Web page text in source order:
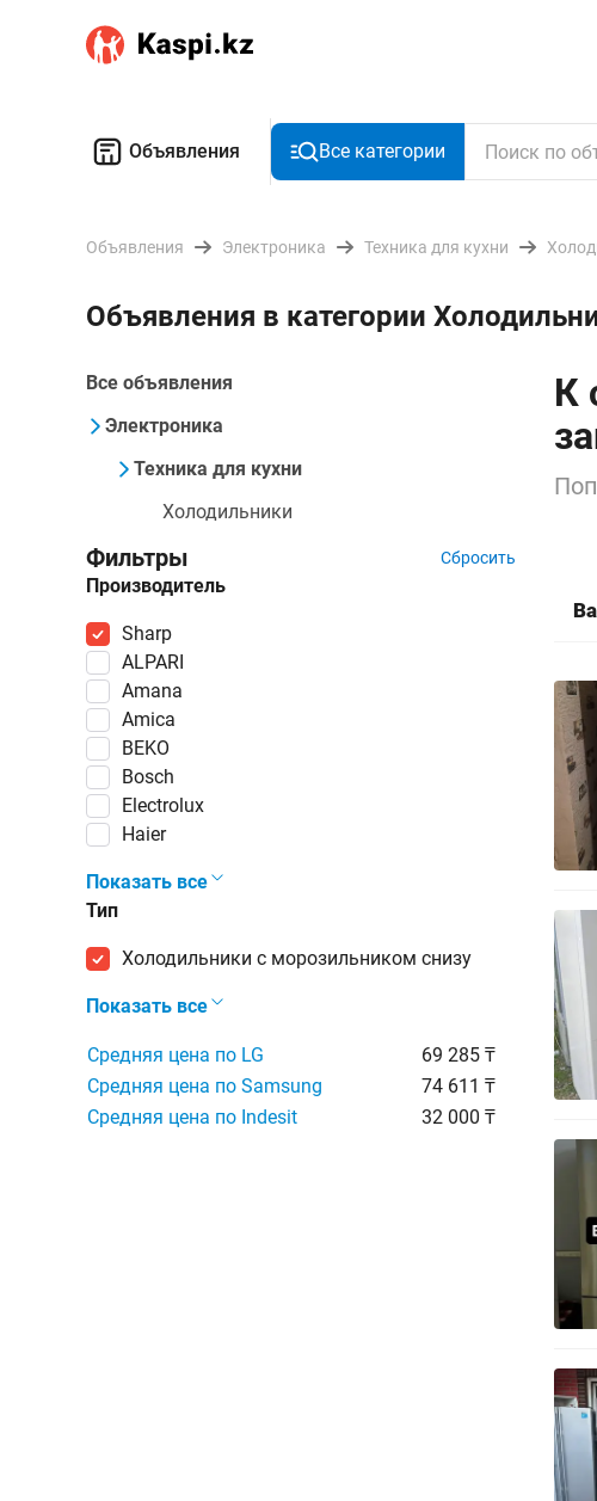
Объявления Все категории
Объявления Электроника Техника для кухни
Объявления в категории
Все объявления
Электроника
Техника для кухни
Холодильники
Фильтры Сбросить
Производитель
Sharp
ALPARI
Amana
Amica
BEKO
Bosch
Electrolux
Haier
Показать все
Тип
холодильники с морозильником снизу
Показать все
Средняя цена по LG
69 285 ₸
Средняя цена по Samsung
74 611 ₸
Средняя цена по Indesit
32 000 ₸
К